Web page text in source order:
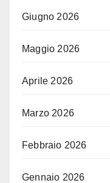
Giugno 2026
Maggio 2026
Aprile 2026
Marzo 2026
Febbraio 2026
Gennaio 2026